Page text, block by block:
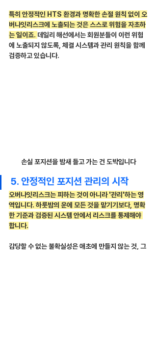
특히 안정적인 HTS 환경과 명확한 손절 원칙 없이 오
버나잇리스크에 노출되는 것은 스스로 위험을 자초하
는 일이죠. 데일리 해선에서는 회원분들이 이런 위험
에 노출되지 않도록, 체결 시스템과 관리 원칙을 함께
검증하고 있습니다.
손실 포지션을 밤새 들고 가는 건 도박입니다
5. 안정적인 포지션 관리의 시작
오버나잇리스크는 피하는 것이 아니라 '관리'하는 영
역입니다. 하룻밤의 운에 모든 것을 맡기기보다, 명확
한 기준과 검증된 시스템 안에서 리스크를 통제해야
합니다.
감당할 수 없는 불확실성은 애초에 만들지 않는 것, 그